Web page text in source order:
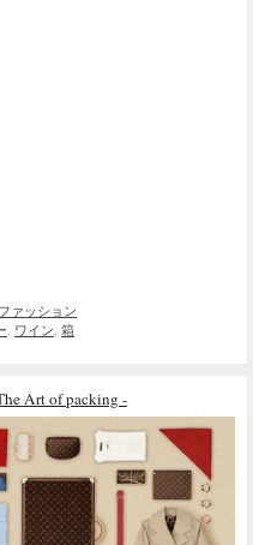
ファッション
, ワイン, 箱
Art of packing -